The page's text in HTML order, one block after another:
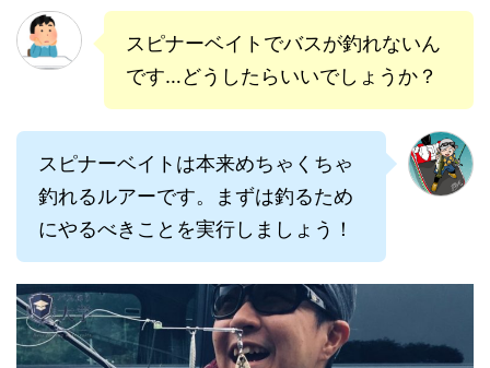
スピナーベイトでバスが釣れないん
です…どうしたらいいでしょうか？
スピナーベイトは本来めちゃくちゃ
釣れるルアーです。まずは釣るため
にやるべきことを実行しましょう！